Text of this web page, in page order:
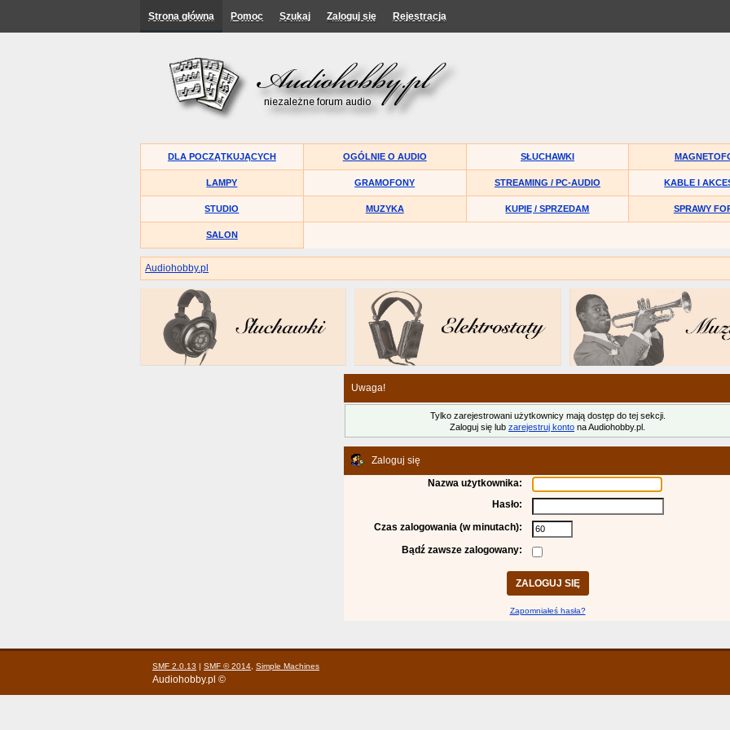
Strona główna Pomoc Szukaj Zaloguj się Rejestracja
DLA POCZĄTKUJĄCYCH OGÓLNIE O AUDIO SŁUCHAWKI
LAMPY GRAMOFONY STREAMING / PC-AUDIO KABLE I
STUDIO MUZYKA KUPIĘ / SPRZEDAM SPRAWY
SALON
Audiohobby.pl
Uwaga!
Tylko zarejestrowani użytkownicy mają dostęp do tej sekcji.
Zaloguj się lub zarejestruj konto na Audiohobby.pl.
Zaloguj się
Nazwa użytkownika:
Hasło:
Czas zalogowania (w minutach):
Bądź zawsze zalogowany:
Zapomniałeś hasła?
SMF 2.0.13 | SMF © 2014 Simple Machines
Audiohobby.pl ©